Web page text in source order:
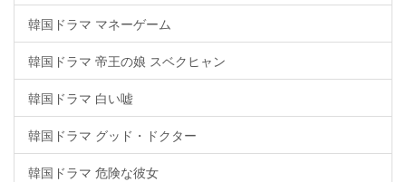
韓国ドラマ マネーゲーム
韓国ドラマ 帝王の娘 スベクヒャン
韓国ドラマ 白い嘘
韓国ドラマ グッド・ドクター
韓国ドラマ 危険な彼女